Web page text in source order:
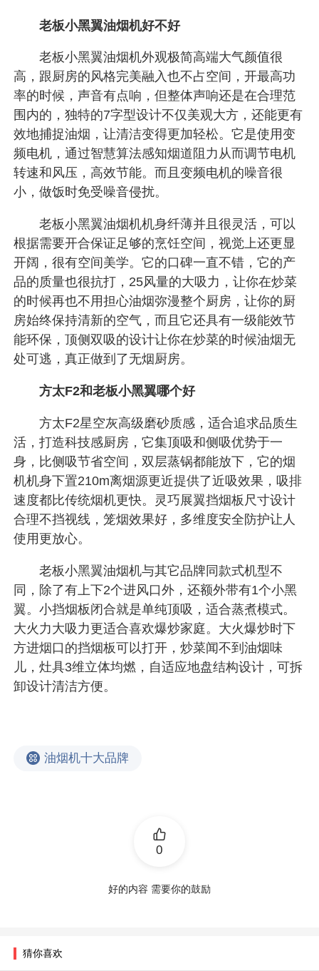
老板小黑翼油烟机好不好
老板小黑翼油烟机外观极简高端大气颜值很
高，跟厨房的风格完美融入也不占空间，开最高功
率的时候，声音有点响，但整体声响还是在合理范
围内的，独特的7字型设计不仅美观大方，还能更有
效地捕捉油烟，让清洁变得更加轻松。它是使用变
频电机，通过智慧算法感知烟道阻力从而调节电机
转速和风压，高效节能。而且变频电机的噪音很
小，做饭时免受噪音侵扰。
老板小黑翼油烟机机身纤薄并且很灵活，可以
根据需要开合保证足够的烹饪空间，视觉上还更显
开阔，很有空间美学。它的口碑一直不错，它的产
品的质量也很抗打，25风量的大吸力，让你在炒菜
的时候再也不用担心油烟弥漫整个厨房，让你的厨
房始终保持清新的空气，而且它还具有一级能效节
能环保，顶侧双吸的设计让你在炒菜的时候油烟无
处可逃，真正做到了无烟厨房。
方太F2和老板小黑翼哪个好
方太F2星空灰高级磨砂质感，适合追求品质生
活，打造科技感厨房，它集顶吸和侧吸优势于一
身，比侧吸节省空间，双层蒸锅都能放下，它的烟
机机身下置210m离烟源更近提供了近吸效果，吸排
速度都比传统烟机更快。灵巧展翼挡烟板尺寸设计
合理不挡视线，笼烟效果好，多维度安全防护让人
使用更放心。
老板小黑翼油烟机与其它品牌同款式机型不
同，除了有上下2个进风口外，还额外带有1个小黑
翼。小挡烟板闭合就是单纯顶吸，适合蒸煮模式。
大火力大吸力更适合喜欢爆炒家庭。大火爆炒时下
方进烟口的挡烟板可以打开，炒菜闻不到油烟味
儿，灶具3维立体均燃，自适应地盘结构设计，可拆
卸设计清洁方便。
油烟机十大品牌
0
好的内容 需要你的鼓励
猜你喜欢